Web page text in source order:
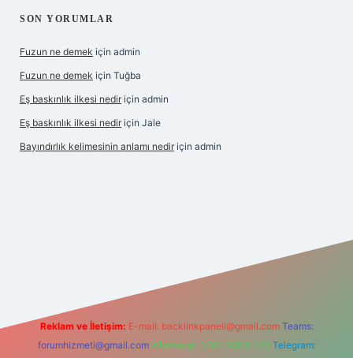
SON YORUMLAR
Fuzun ne demek için admin
Fuzun ne demek için Tuğba
Eş baskınlık ilkesi nedir için admin
Eş baskınlık ilkesi nedir için Jale
Bayındırlık kelimesinin anlamı nedir için admin
Reklam ve İletişim: E-mail: backlinkpaneli@gmail.com Teams:
forumhizmeti@gmail.com Whatsapp: 0262 606 0 726 Telegram: